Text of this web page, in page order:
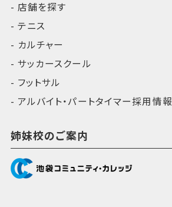
店舗を探す
テニス
カルチャー
サッカースクール
フットサル
アルバイト・パートタイマー採用情報
姉妹校のご案内